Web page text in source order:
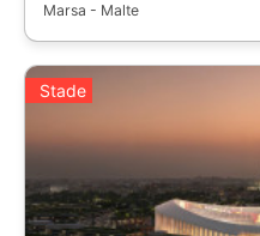
Marsa - Malte
Stade